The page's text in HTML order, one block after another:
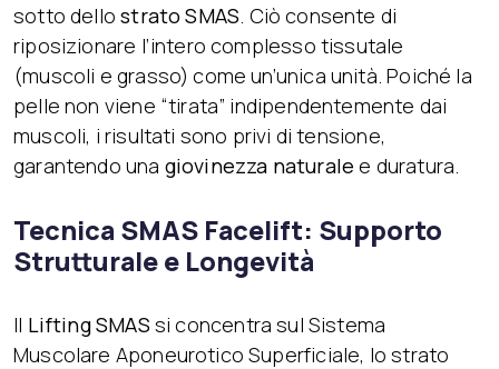
sotto dellostrato SMAS. Ciò consente di
riposizionare l’intero complesso tissutale
(muscoli e grasso) come un’unica unità. Poiché la
pelle non viene “tirata” indipendentemente dai
muscoli, i risultati sono privi di tensione,
garantendo una giovinezza naturale e duratura.
Tecnica SMAS Facelift: Supporto
Strutturale e Longevità
Il Lifting SMAS si concentra sul Sistema
Muscolare Aponeurotico Superficiale, lo strato